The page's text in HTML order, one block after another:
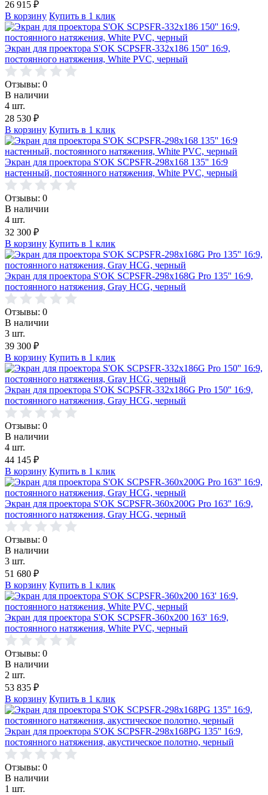
26 915 ₽
В корзину Купить в 1 клик
Экран для проектора S'OK SCPSFR-332x186 150'' 16:9,
постоянного натяжения, White PVC, черный
Отзывы: 0
В наличии
4 шт.
28 530 ₽
В корзину Купить в 1 клик
Экран для проектора S'OK SCPSFR-298x168 135'' 16:9
настенный, постоянного натяжения, White PVC, черный
Отзывы: 0
В наличии
4 шт.
32 300 ₽
В корзину Купить в 1 клик
Экран для проектора S'OK SCPSFR-298x168G Pro 135'' 16:9,
постоянного натяжения, Gray HCG, черный
Отзывы: 0
В наличии
3 шт.
39 300 ₽
В корзину Купить в 1 клик
Экран для проектора S'OK SCPSFR-332x186G Pro 150'' 16:9,
постоянного натяжения, Gray HCG, черный
Отзывы: 0
В наличии
4 шт.
44 145 ₽
В корзину Купить в 1 клик
Экран для проектора S'OK SCPSFR-360x200G Pro 163'' 16:9,
постоянного натяжения, Gray HCG, черный
Отзывы: 0
В наличии
3 шт.
51 680 ₽
В корзину Купить в 1 клик
Экран для проектора S'OK SCPSFR-360x200 163' 16:9,
постоянного натяжения, White PVC, черный
Отзывы: 0
В наличии
2 шт.
53 835 ₽
В корзину Купить в 1 клик
Экран для проектора S'OK SCPSFR-298x168PG 135'' 16:9,
постоянного натяжения, акустическое полотно, черный
Отзывы: 0
В наличии
1 шт.